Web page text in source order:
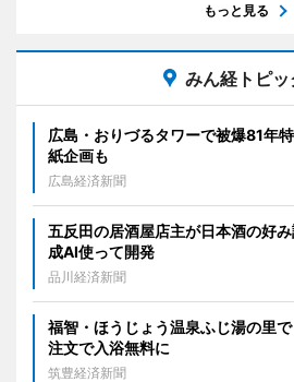
もっと見る
みん経トピッ
広島・おりづるタワーで被爆81年
紙企画も
広島経済新聞
五反田の居酒屋店主が日本酒の好
成AI使って開発
品川経済新聞
福智・ほうじょう温泉ふじ湯の里
注文で入浴無料に
筑豊経済新聞